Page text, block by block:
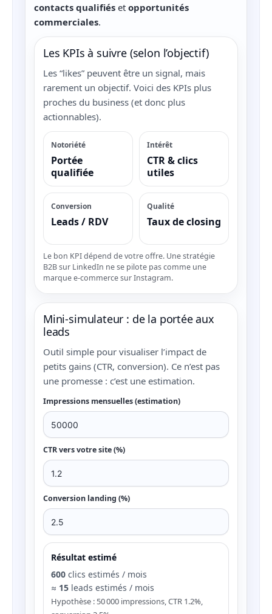
contacts qualifiés et opportunités
commerciales.
Les KPIs à suivre (selon l’objectif)
Les “likes” peuvent être un signal, mais
rarement un objectif. Voici des KPIs plus
proches du business (et donc plus
actionnables).
Notoriété
Portée
qualifiée
Intérêt
CTR & clics
utiles
Conversion
Leads / RDV
Qualité
Taux de closing
Le bon KPI dépend de votre offre. Une stratégie
B2B sur LinkedIn ne se pilote pas comme une
marque e-commerce sur Instagram.
Mini-simulateur : de la portée aux
leads
Outil simple pour visualiser l’impact de
petits gains (CTR, conversion). Ce n’est pas
une promesse : c’est une estimation.
Impressions mensuelles (estimation)
CTR vers votre site (%)
Conversion landing (%)
Résultat estimé
600 clics estimés / mois
≈ 15 leads estimés / mois
Hypothèse : 50 000 impressions, CTR 1.2%,